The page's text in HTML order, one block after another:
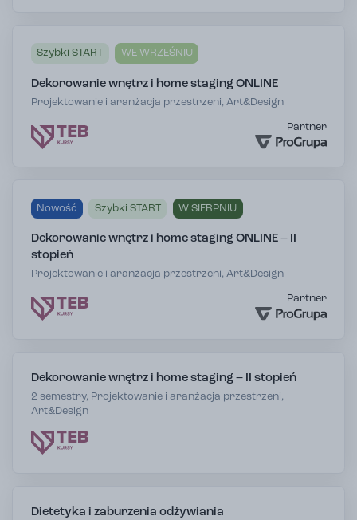
Szybki START WE WRZEŚNIU
Dekorowanie wnętrz i home staging ONLINE
Projektowanie i aranżacja przestrzeni, Art&Design
Partner
Nowość Szybki START W SIERPNIU
Dekorowanie wnętrz i home staging ONLINE – II
stopień
Projektowanie i aranżacja przestrzeni, Art&Design
Partner
Dekorowanie wnętrz i home staging – II stopień
2 semestry, Projektowanie i aranżacja przestrzeni,
Art&Design
Dietetyka i zaburzenia odżywiania